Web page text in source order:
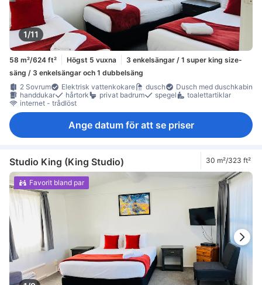
1/11
58 m²/624 ft² Högst 5 vuxna
3 enkelsängar / 1 super king size-
säng / 3 enkelsängar och 1 dubbelsäng
2 Sovrum
Elektrisk vattenkokare dusch
Dusch med duschkabin
handdukar
hårtork privat badrum spegel
toalettartiklar
internet - trådlöst
Ange datum för att se priser
Studio King (King Studio) 30 m²/323 ft²
Favorit bland par